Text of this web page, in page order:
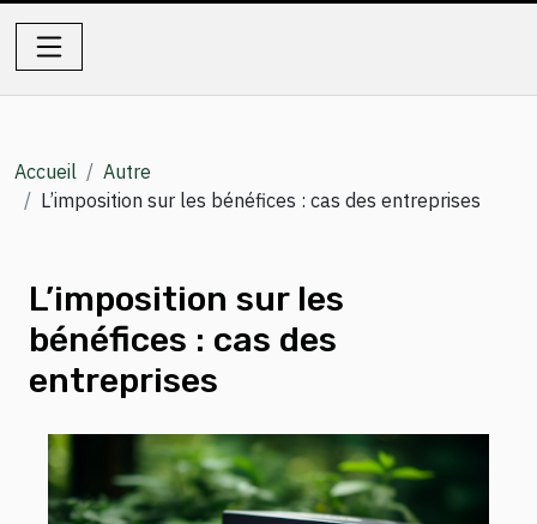
Accueil
Autre
L’imposition sur les bénéfices : cas des entreprises
L’imposition sur les
bénéfices : cas des
entreprises